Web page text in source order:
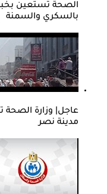
الصحة تستعين
بالسكري والسمنة
عاجل| وزارة الصحة
مدينة نصر